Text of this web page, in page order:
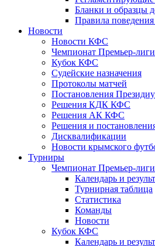
Бланки и образцы
Правила поведения
Новости
Новости КФС
Чемпионат Премьер-
Кубок КФС
Судейские назначения
Протоколы матчей
Постановления
Решения КДК КФС
Решения АК КФС
Решения и
Дисквалификации
Новости крымского
Турниры
Чемпионат Премьер-
Календарь и
Турнирная таблица
Статистика
Команды
Новости
Кубок КФС
Календарь и